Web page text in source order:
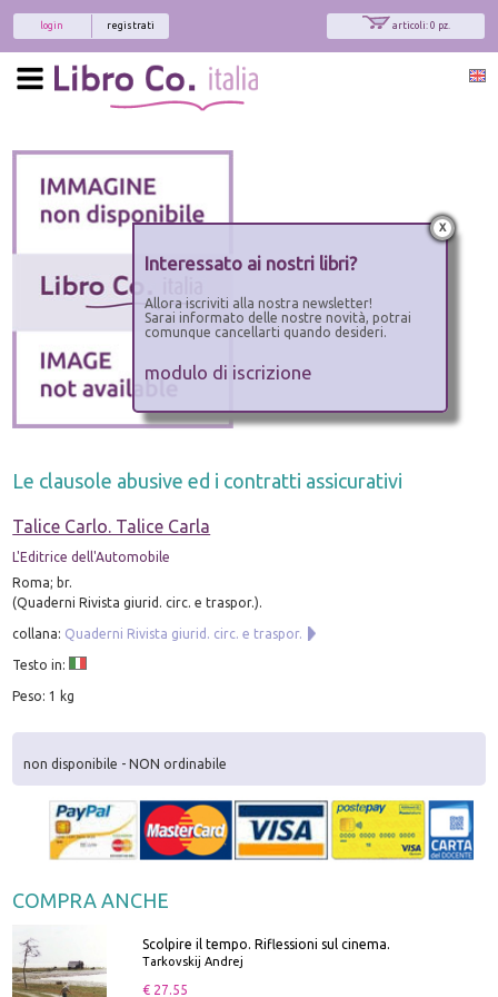
articoli: 0 pz.
registrati
login
Le clausole abusive ed i contratti assicurativi
Talice Carlo. Talice Carla
L'Editrice dell'Automobile
Roma; br.
(Quaderni Rivista giurid. circ. e traspor.).
collana: Quaderni Rivista giurid. circ. e traspor.
Testo in:
Peso: 1 kg
non disponibile - NON ordinabile
COMPRA ANCHE
Scolpire il tempo. Riflessioni sul cinema.
Tarkovskij Andrej
€ 27.55
x
Interessato ai nostri libri?
Allora iscriviti alla nostra newsletter!
Sarai informato delle nostre novità, potrai
comunque cancellarti quando desideri.
modulo di iscrizione